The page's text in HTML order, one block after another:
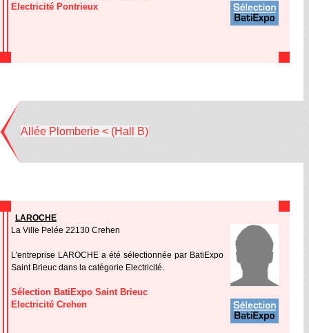
Electricité Pontrieux
Allée Plomberie < (Hall B)
LAROCHE
La Ville Pelée 22130 Crehen
L'entreprise LAROCHE a été sélectionnée par BatiExpo
Saint Brieuc dans la catégorie Electricité.
Sélection BatiExpo Saint Brieuc
Electricité Crehen